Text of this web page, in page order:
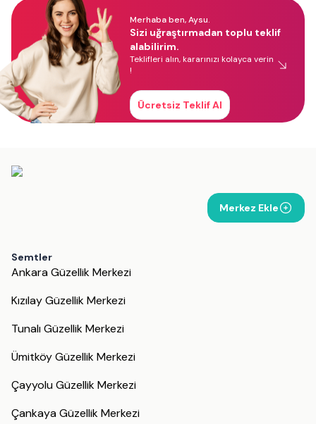
Merhaba ben, Aysu.
Sizi uğraştırmadan toplu teklif
alabilirim.
Teklifleri alın, kararınızı kolayca verin
!
Ücretsiz Teklif Al
Merkez Ekle
Semtler
Ankara Güzellik Merkezi
Kızılay Güzellik Merkezi
Tunalı Güzellik Merkezi
Ümitköy Güzellik Merkezi
Çayyolu Güzellik Merkezi
Çankaya Güzellik Merkezi